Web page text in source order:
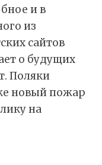
и в
из
сайтов
о будущих
Поляки
новый пожар
на